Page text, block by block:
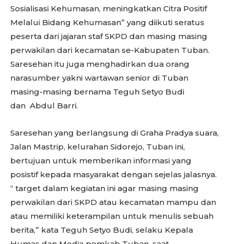
Sosialisasi Kehumasan, meningkatkan Citra Positif
Melalui Bidang Kehumasan” yang diikuti seratus
peserta dari jajaran staf SKPD dan masing masing
perwakilan dari kecamatan se-Kabupaten Tuban.
Saresehan itu juga menghadirkan dua orang
narasumber yakni wartawan senior di Tuban
masing-masing bernama Teguh Setyo Budi
dan Abdul Barri.
Saresehan yang berlangsung di Graha Pradya suara,
Jalan Mastrip, kelurahan Sidorejo, Tuban ini,
bertujuan untuk memberikan informasi yang
posistif kepada masyarakat dengan sejelas jalasnya.
“ target dalam kegiatan ini agar masing masing
perwakilan dari SKPD atau kecamatan mampu dan
atau memiliki keterampilan untuk menulis sebuah
berita,” kata Teguh Setyo Budi, selaku Kepala